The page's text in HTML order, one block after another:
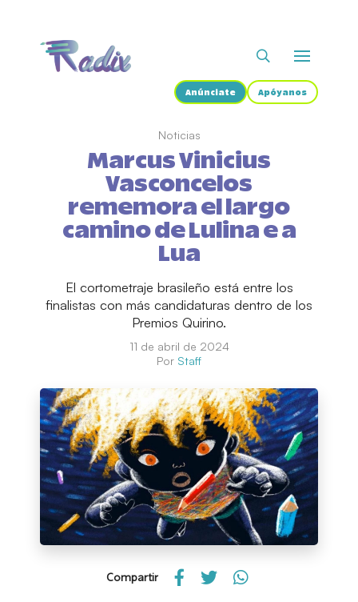
Anúnciate Apóyanos
Noticias
Marcus Vinicius
Vasconcelos
rememora el largo
camino de Lulina e a
Lua
El cortometraje brasileño está entre los
finalistas con más candidaturas dentro de los
Premios Quirino.
11 de abril de 2024
Por Staff
Compartir